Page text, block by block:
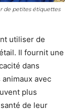
de petites étiquettes
utiliser de
Il fournit une
dans
avec
plus
de leur